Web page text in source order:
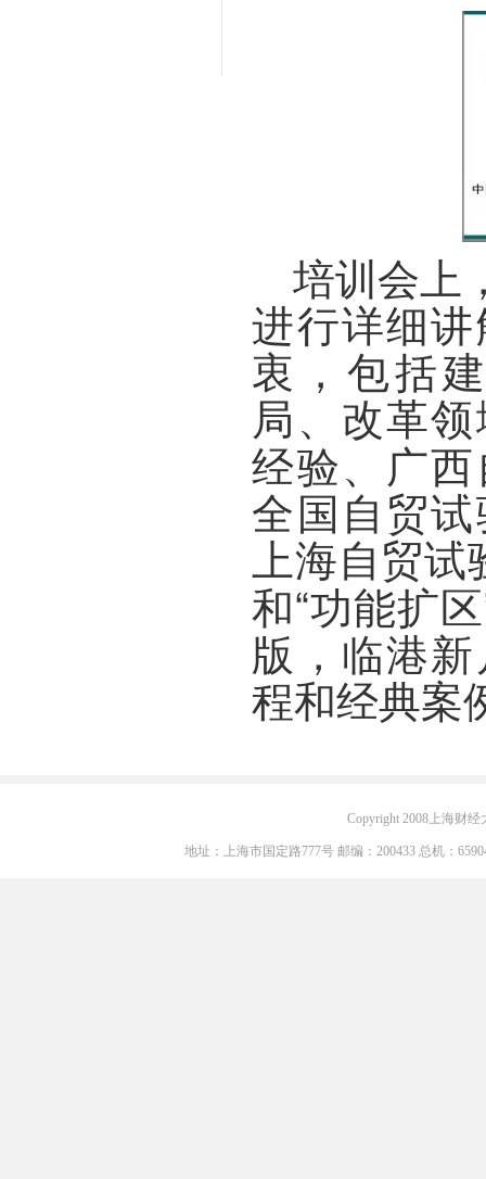
培训会上
进行详细
衷 ，包括
局、改革
经验、广
全国自贸
上海自贸试
和“功能扩
版，临港
程和经典案
Copyright 2008上海财经
地址：上海市国定路777号 邮编：200433 总机：